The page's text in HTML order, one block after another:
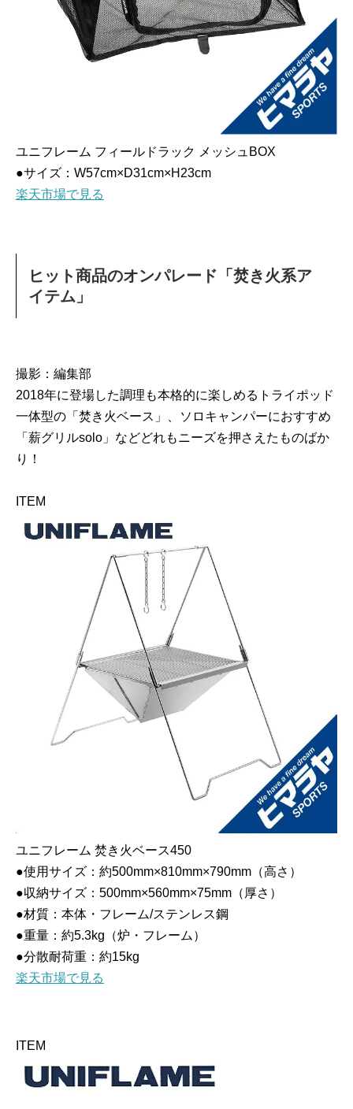
ユニフレーム フィールドラック メッシュBOX
●サイズ：W57cm×D31cm×H23cm
楽天市場で見る
ヒット商品のオンパレード「焚き火系ア
イテム」
撮影：編集部
2018年に登場した調理も本格的に楽しめるトライポッド
一体型の「焚き火ベース」、ソロキャンパーにおすすめ
「薪グリルsolo」などどれもニーズを押さえたものばか
り！
ITEM
ユニフレーム 焚き火ベース450
●使用サイズ：約500mm×810mm×790mm（高さ）
●収納サイズ：500mm×560mm×75mm（厚さ）
●材質：本体・フレーム/ステンレス鋼
●重量：約5.3kg（炉・フレーム）
●分散耐荷重：約15kg
楽天市場で見る
ITEM